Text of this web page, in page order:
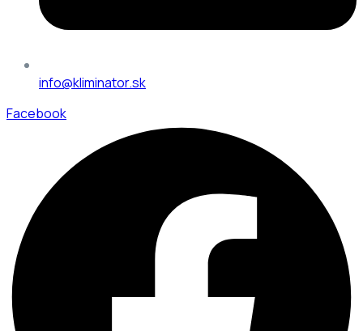
info@kliminator.sk
Facebook